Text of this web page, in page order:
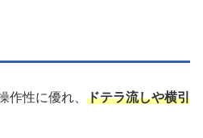
作性に優れ、 ドテラ流しや横引